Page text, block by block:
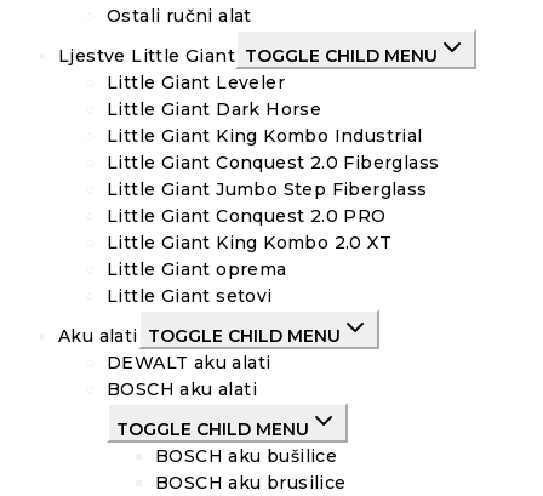
Ostali ručni alat
Ljestve Little Giant TOGGLE CHILD MENU
Little Giant Leveler
Little Giant Dark Horse
Little Giant King Kombo Industrial
Little Giant Conquest 2.0 Fiberglass
Little Giant Jumbo Step Fiberglass
Little Giant Conquest 2.0 PRO
Little Giant King Kombo 2.0 XT
Little Giant oprema
Little Giant setovi
Aku alati TOGGLE CHILD MENU
DEWALT aku alati
BOSCH aku alati
TOGGLE CHILD MENU
BOSCH aku bušilice
BOSCH aku brusilice